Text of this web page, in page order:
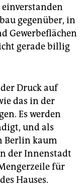
gegenüber, in
Gewerbeflächen
gerade billig
Druck auf
das in der
Es werden
und als
Berlin kaum
der Innenstadt
für
Hauses.